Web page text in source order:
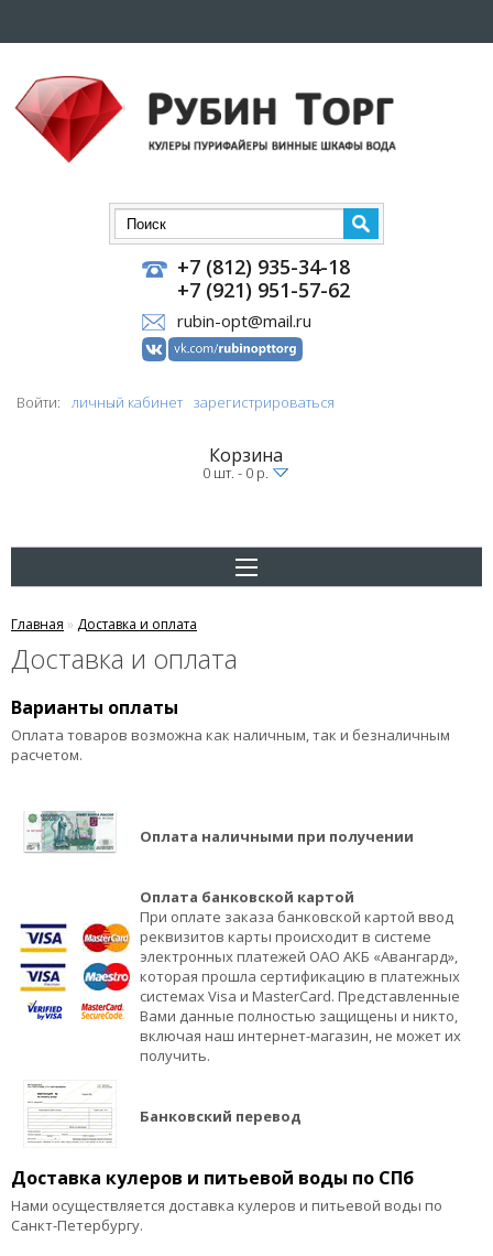
Корзина
0 шт. - 0 р.
+7 (812) 935-34-18
+7 (921) 951-57-62
rubin-opt@mail.ru
Войти: личный кабинет зарегистрироваться
Главная » Доставка и оплата
Доставка и оплата
Варианты оплаты
Оплата товаров возможна как наличным, так и безналичным
расчетом.
Оплата наличными при получении
Оплата банковской картой
При оплате заказа банковской картой ввод
реквизитов карты происходит в системе
электронных платежей ОАО АКБ «Авангард»,
которая прошла сертификацию в платежных
системах Visa и MasterCard. Представленные
Вами данные полностью защищены и никто,
включая наш интернет-магазин, не может их
получить.
Банковский перевод
Доставка кулеров и питьевой воды по СПб
Нами осуществляется доставка кулеров и питьевой воды по
Санкт-Петербургу.